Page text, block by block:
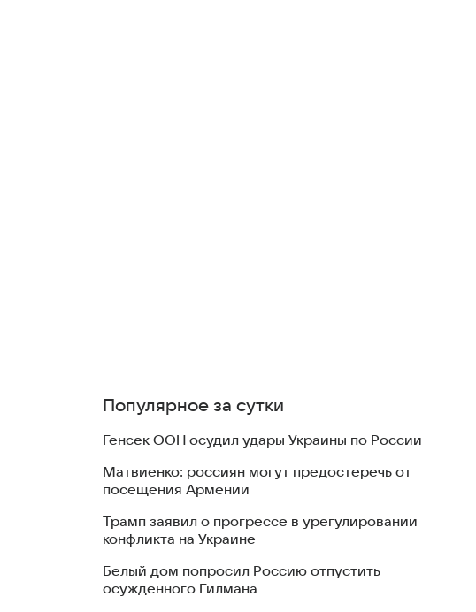
Популярное за сутки
Генсек ООН осудил удары Украины по России
Матвиенко: россиян могут предостеречь от
посещения Армении
Трамп заявил о прогрессе в урегулировании
конфликта на Украине
Белый дом попросил Россию отпустить
осужденного Гилмана